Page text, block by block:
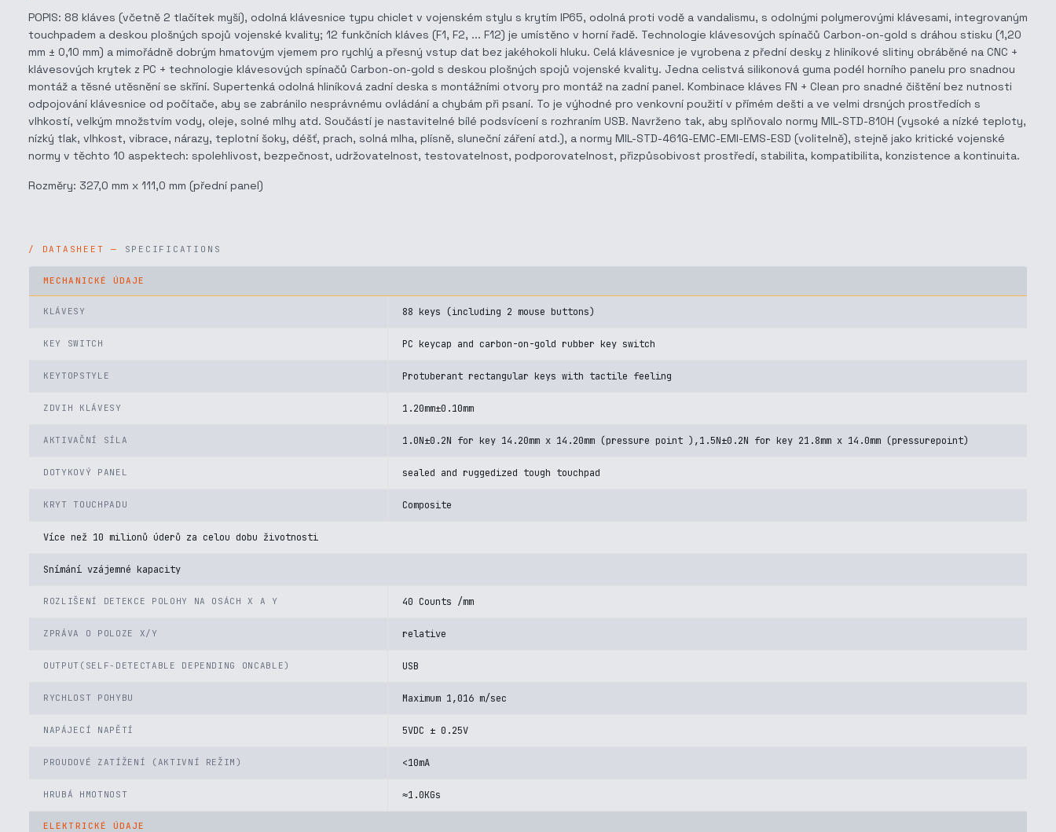
POPIS: 88 kláves (včetně 2 tlačítek myši), odolná klávesnice typu chiclet v vojenském stylu s krytím IP65, odolná proti vodě a vandalismu, s odolnými polymerovými klávesami, integrovaným
touchpadem a deskou plošných spojů vojenské kvality; 12 funkčních kláves (F1, F2, ... F12) je umístěno v horní řadě. Technologie klávesových spínačů Carbon-on-gold s dráhou stisku (1,20
mm ± 0,10 mm) a mimořádně dobrým hmatovým vjemem pro rychlý a přesný vstup dat bez jakéhokoli hluku. Celá klávesnice je vyrobena z přední desky z hliníkové slitiny obráběné na CNC +
klávesových krytek z PC + technologie klávesových spínačů Carbon-on-gold s deskou plošných spojů vojenské kvality. Jedna celistvá silikonová guma podél horního panelu pro snadnou
montáž a těsné utěsnění se skříní. Supertenká odolná hliníková zadní deska s montážními otvory pro montáž na zadní panel. Kombinace kláves FN + Clean pro snadné čištění bez nutnosti
odpojování klávesnice od počítače, aby se zabránilo nesprávnému ovládání a chybám při psaní. To je výhodné pro venkovní použití v přímém dešti a ve velmi drsných prostředích s
vlhkostí, velkým množstvím vody, oleje, solné mlhy atd. Součástí je nastavitelné bílé podsvícení s rozhraním USB. Navrženo tak, aby splňovalo normy MIL-STD-810H (vysoké a nízké teploty,
nízký tlak, vlhkost, vibrace, nárazy, teplotní šoky, déšť, prach, solná mlha, plísně, sluneční záření atd.), a normy MIL-STD-461G-EMC-EMI-EMS-ESD (volitelně), stejně jako kritické vojenské
normy v těchto 10 aspektech: spolehlivost, bezpečnost, udržovatelnost, testovatelnost, podporovatelnost, přizpůsobivost prostředí, stabilita, kompatibilita, konzistence a kontinuita.
Rozměry: 327,0 mm x 111,0 mm (přední panel)
SPECIFICATIONS
MECHANICKÉ ÚDAJE
KLÁVESY 88 keys (including 2 mouse buttons)
KEY SWITCH PC keycap and carbon-on-gold rubber key switch
KEYTOPSTYLE Protuberant rectangular keys with tactile feeling
ZDVIH KLÁVESY 1.20mm±0.10mm
AKTIVAČNÍ SÍLA 1.0N±0.2N for key 14.20mm x 14.20mm (pressure point ),1.5N±0.2N for key 21.8mm x 14.0mm (pressurepoint)
DOTYKOVÝ PANEL sealed and ruggedized tough touchpad
KRYT TOUCHPADU Composite
Více než 10 milionů úderů za celou dobu životnosti
Snímání vzájemné kapacity
ROZLIŠENÍ DETEKCE POLOHY NA OSÁCH X A Y 40 Counts /mm
ZPRÁVA O POLOZE X/Y relative
OUTPUT(SELF-DETECTABLE DEPENDING ONCABLE) USB
RYCHLOST POHYBU Maximum 1,016 m/sec
NAPÁJECÍ NAPĚTÍ 5VDC ± 0.25V
PROUDOVÉ ZATÍŽENÍ (AKTIVNÍ REŽIM) <10mA
HRUBÁ HMOTNOST ≈1.0KGs
ELEKTRICKÉ ÚDAJE